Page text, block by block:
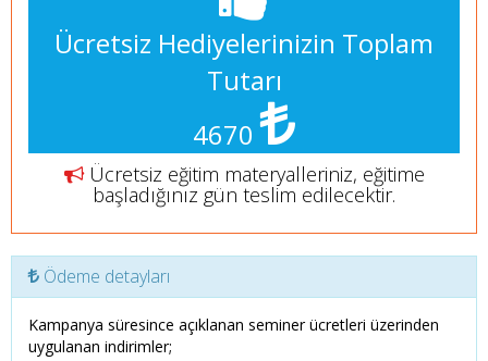
Ücretsiz Hediyelerinizin Toplam
Tutarı
4670
Ücretsiz eğitim materyalleriniz, eğitime
başladığınız gün teslim edilecektir.
Ödeme detayları
Kampanya süresince açıklanan seminer ücretleri üzerinden
uygulanan indirimler;